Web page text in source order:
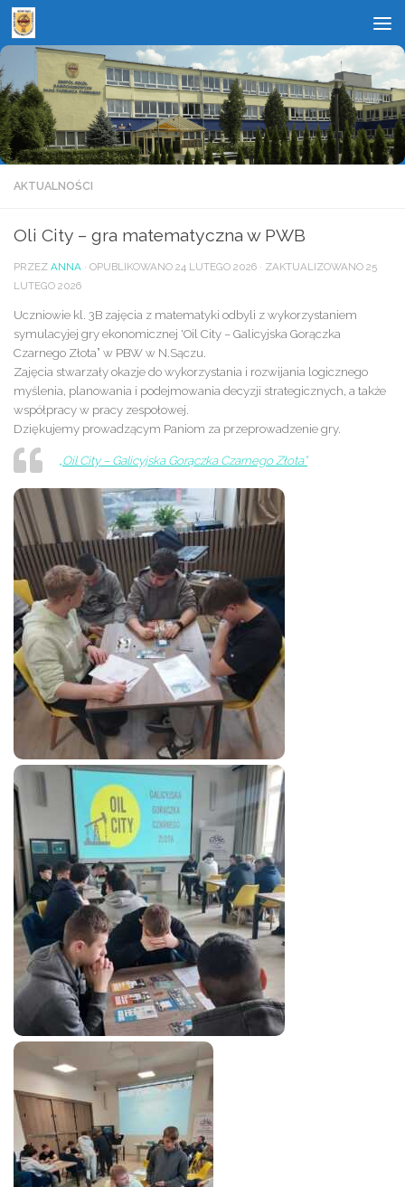
treściPrzejdź do treści
AKTUALNOŚCI
Oli City – gra matematyczna w PWB
PRZEZ ANNA · OPUBLIKOWANO 24 LUTEGO 2026 · ZAKTUALIZOWANO 25
LUTEGO 2026
Uczniowie kl. 3B zajęcia z matematyki odbyli z wykorzystaniem
symulacyjej gry ekonomicznej 'Oil City – Galicyjska Gorączka
Czarnego Złota” w PBW w N.Sączu.
Zajęcia stwarzały okazje do wykorzystania i rozwijania logicznego
myślenia, planowania i podejmowania decyzji strategicznych, a także
współpracy w pracy zespołowej.
Dziękujemy prowadzącym Paniom za przeprowadzenie gry.
„Oil City – Galicyjska Gorączka Czarnego Złota”